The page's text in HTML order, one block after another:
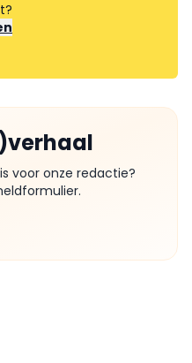
voor onze redactie?